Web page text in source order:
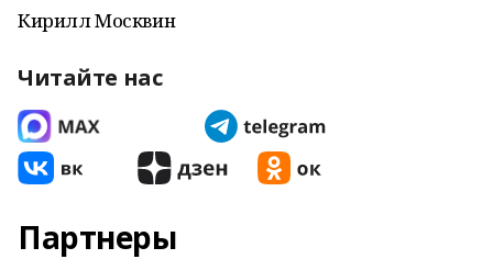
Кирилл Москвин
Читайте нас
Партнеры